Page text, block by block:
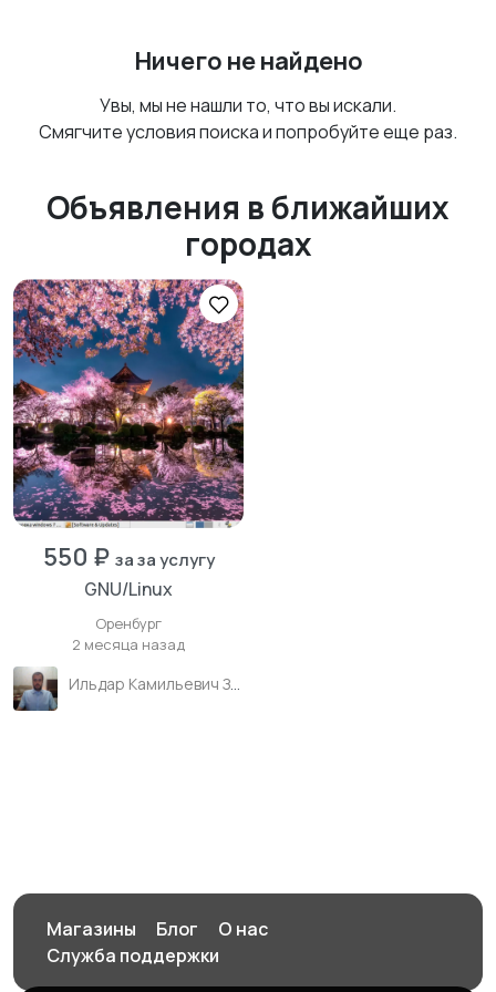
Ничего не найдено
Увы, мы не нашли то, что вы искали.
Смягчите условия поиска и попробуйте еще раз.
Объявления в ближайших
городах
550 ₽ за за услугу
GNU/Linux
Оренбург
2 месяца назад
Магазины Блог
О нас
Служба поддержки